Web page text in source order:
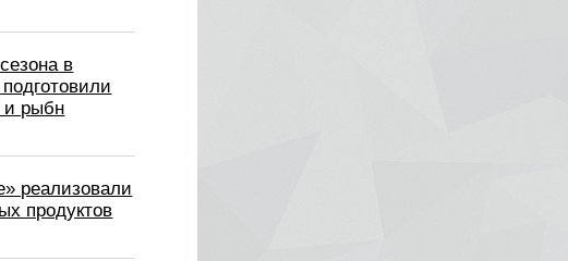
в
и рыбн
реализовали
продуктов